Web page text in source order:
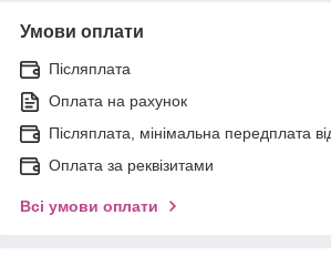
Умови оплати
Післяплата
Оплата на рахунок
Післяплата, мінімальна передплата
Оплата за реквізитами
Всі умови оплати